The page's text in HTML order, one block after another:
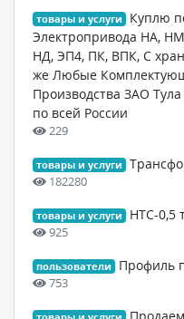
товары и услуги
Куплю
Электропривода НА,
НД, ЭП4, ПК, ВПК, С
же Любые
Производства ЗАО
по всей России
229
товары и услуги
182280
товары и услуги НТС-0,5
925
пользователи Профиль
753